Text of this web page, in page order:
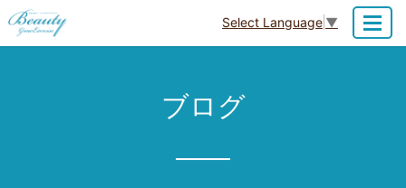
Select Language ▼
ブログ